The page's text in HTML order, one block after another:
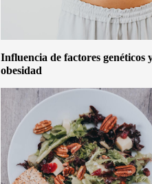
Influencia de factores genéticos
obesidad